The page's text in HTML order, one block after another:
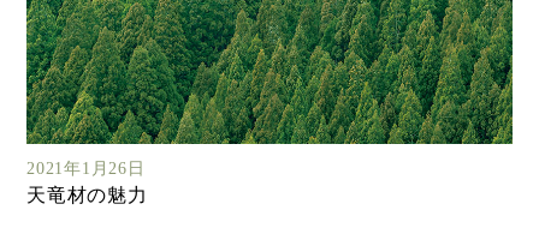
2021年1月26日
天竜材の魅力